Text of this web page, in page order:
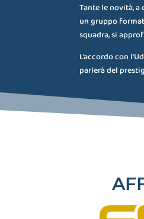
Tante le novità,
un gruppo
squadra, si
L’accordo con
parlerà del